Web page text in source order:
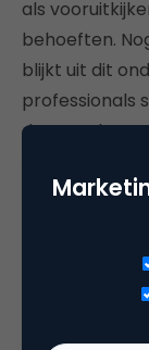
als
behoeften.
blijkt uit dit
professionals
de waarde
Zoals in de
zien. Daarin
het om een
weinig mee
waarde in